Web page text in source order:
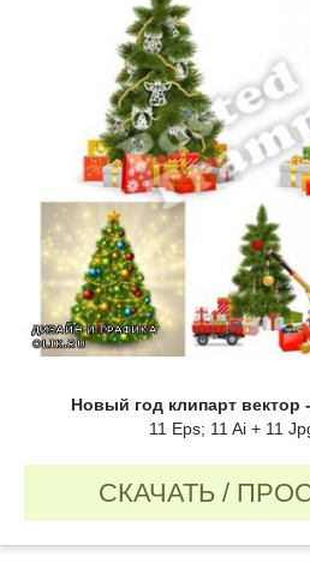
Новый год клипарт вектор
11 Eps; 11 Ai + 11
СКАЧАТЬ /